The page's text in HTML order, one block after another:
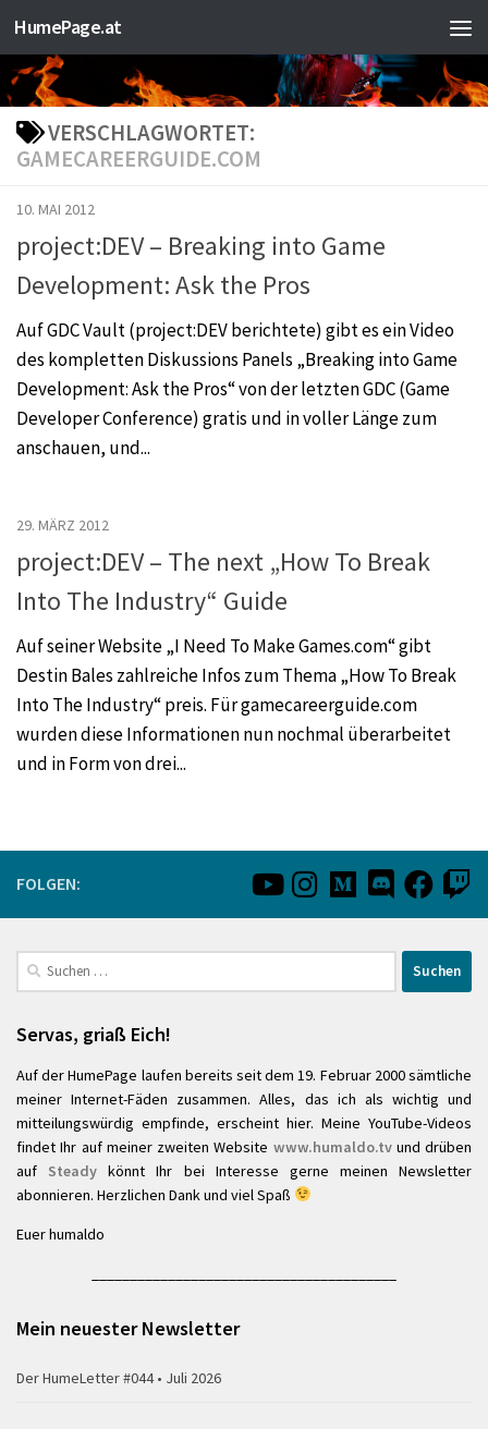
Zum Inhalt springen
HumePage.at
VERSCHLAGWORTET:
GAMECAREERGUIDE.COM
10. MAI 2012
project:DEV – Breaking into Game
Development: Ask the Pros
Auf GDC Vault (project:DEV berichtete) gibt es ein Video
des kompletten Diskussions Panels „Breaking into Game
Development: Ask the Pros“ von der letzten GDC (Game
Developer Conference) gratis und in voller Länge zum
anschauen, und...
29. MÄRZ 2012
project:DEV – The next „How To Break
Into The Industry“ Guide
Auf seiner Website „I Need To Make Games.com“ gibt
Destin Bales zahlreiche Infos zum Thema „How To Break
Into The Industry“ preis. Für gamecareerguide.com
wurden diese Informationen nun nochmal überarbeitet
und in Form von drei...
FOLGEN:
Suchen
nach:
Servas, griaß Eich!
Auf der HumePage laufen bereits seit dem 19. Februar 2000 sämtliche
meiner Internet-Fäden zusammen. Alles, das ich als wichtig und
mitteilungswürdig empfinde, erscheint hier. Meine YouTube-Videos
findet Ihr auf meiner zweiten Website www.humaldo.tvund drüben
auf Steady könnt Ihr bei Interesse gerne meinen Newsletter
abonnieren. Herzlichen Dank und viel Spaß
Euer humaldo
Mein neuester Newsletter
Der HumeLetter #044 • Juli 2026